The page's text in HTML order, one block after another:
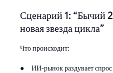
Сценарий 1: “Бычий
новая звезда цикла”
Что происходит:
● ИИ-рынок раздувает